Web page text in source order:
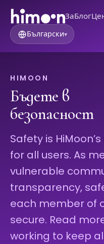
ЗаБлог
Български▾
HIMOON
Бъдете в
безопасност
Safety is
for all users. As
vulnerable
transparency,
each member of
secure. Read
working to keep